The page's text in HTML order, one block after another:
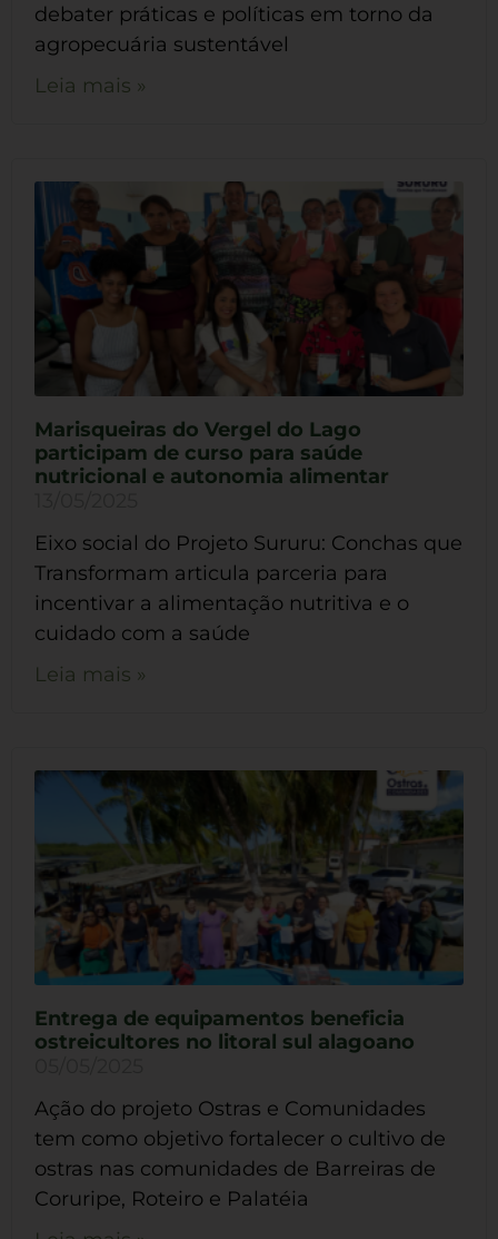
debater práticas e políticas em torno da
agropecuária sustentável
Leia mais »
Marisqueiras do Vergel do Lago
participam de curso para saúde
nutricional e autonomia alimentar
Eixo social do Projeto Sururu: Conchas que
Transformam articula parceria para
incentivar a alimentação nutritiva e o
cuidado com a saúde
Leia mais »
Entrega de equipamentos beneficia
ostreicultores no litoral sul alagoano
Ação do projeto Ostras e Comunidades
tem como objetivo fortalecer o cultivo de
ostras nas comunidades de Barreiras de
Coruripe, Roteiro e Palatéia